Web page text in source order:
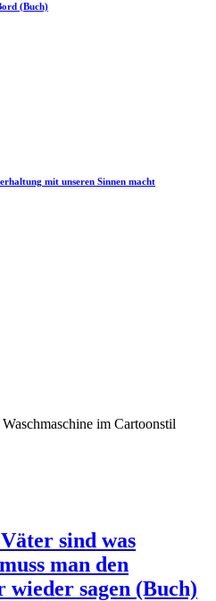
(Buch)
mit unseren Sinnen macht
sind was
man den
sagen (Buch)